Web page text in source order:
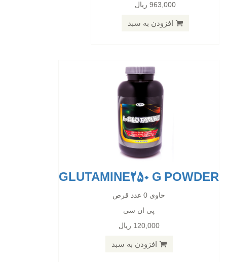
963,000 ریال
افزودن به سبد
GLUTAMINE250 G POWDER
حاوی 0 عدد قرص
پی ان سی
120,000 ریال
افزودن به سبد
پی ان سی
120,000 ریال
GLUTAMINE 100G POWDER
حاوی 0 عدد قرص
پی ان سی
51,000 ریال